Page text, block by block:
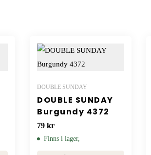
DOUBLE SUNDAY
DOUBLE SUNDAY
Burgundy 4372
79kr
Finns i lager,